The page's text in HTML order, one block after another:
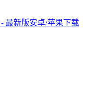
- 最新版安卓/苹果下载